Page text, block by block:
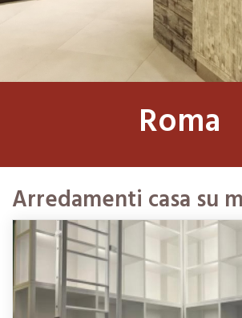
Roma
Arredamenti casa su